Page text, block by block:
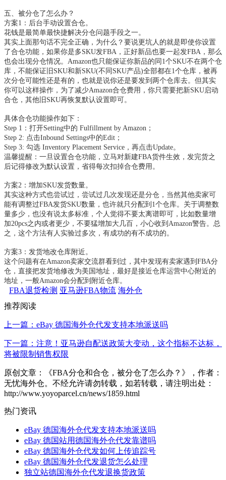
五、被分仓了怎么办？
方案1：后台手动设置合仓。
花钱是最简单最快捷解决分仓问题手段之一。
其实上面那句话不完全正确，为什么？要说更坑人的就是即使你设置
了合仓功能，如果你是多SKU发FBA，正好新品也要一起发FBA，那么
也会出现分仓情况。Amazon也只能保证你新品的同1个SKU不在两个仓
库，不能保证旧SKU和新SKU(不同SKU产品)全部都在1个仓库，被再
次分仓可能性还是有的，也就是说你还是要发到两个仓库去。但其实
你可以这样操作，为了减少Amazon合仓费用，你只需要把新SKU启动
合仓，其他旧SKU再恢复默认设置即可。
具体合仓功能操作如下：
Step 1：打开Setting中的 Fulfillment by Amazon；
Step 2: 点击Inbound Settings中的Edit；
Step 3: 勾选 Inventory Placement Service，再点击Update。
温馨提醒：一旦设置合仓功能，立马对新建FBA货件生效，发完货之
后记得修改为默认设置，省得每次扣掉合仓费用。
方案2：增加SKU发货数量。
其实这种方式也尝试过，尝试过几次发现还是分仓，当然其他卖家可
能有调整过FBA发货SKU数量，也许就只分配到1个仓库。关于调整数
量多少，也没有说太多标准，个人觉得不要太离谱即可，比如数量增
加20pcs之内或者更少，不要猛增加大几百，小心收到Amazon警告。总
之，这个方法有人实验过多次，有成功的有不成功的。
方案3：发货地改仓库附近。
这个问题有在Amazon卖家交流群看到过，其中发现有卖家遇到FBA分
仓，直接把发货地修改为美国地址，最好是接近仓库运营中心附近的
地址，一般Amazon会分配到附近仓库。
FBA退货检测 亚马逊FBA物流 海外仓
推荐阅读
上一篇：eBay 德国海外仓代发支持本地派送吗
下一篇：注意！亚马逊自配送政策大变动，这个指标不达标，
将被限制销售权限
原创文章：《FBA分仓和合仓，被分仓了怎么办？》，作者：
无忧海外仓。不经允许请勿转载，如若转载，请注明出处：
http://www.yoyoparcel.cn/news/1859.html
热门资讯
eBay 德国海外仓代发支持本地派送吗
eBay 德国站用德国海外仓代发靠谱吗
eBay 德国海外仓代发如何上传追踪号
eBay 德国海外仓代发退货怎么处理
独立站德国海外仓代发退换货政策